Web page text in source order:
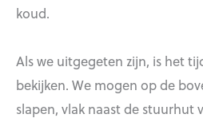
koud.
Als we uitgegeten zijn, is het
bekijken. We mogen op de
slapen, vlak naast de stuurhut